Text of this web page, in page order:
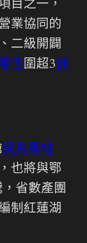
目之一，
業協同的
二級開闢
件圍超3保
德系車材
也將與鄂
省數產團
制紅蓮湖